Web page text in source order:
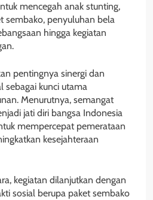
mencegah anak stunting,
sembako, penyuluhan bela
hingga kegiatan
pentingnya sinergi dan
sebagai kunci utama
Menurutnya, semangat
jati diri bangsa Indonesia
mempercepat pemerataan
kesejahteraan
kegiatan dilanjutkan dengan
sosial berupa paket sembako